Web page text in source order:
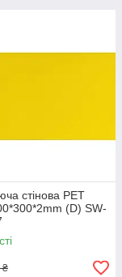
стінова PET
(D) SW-
₴